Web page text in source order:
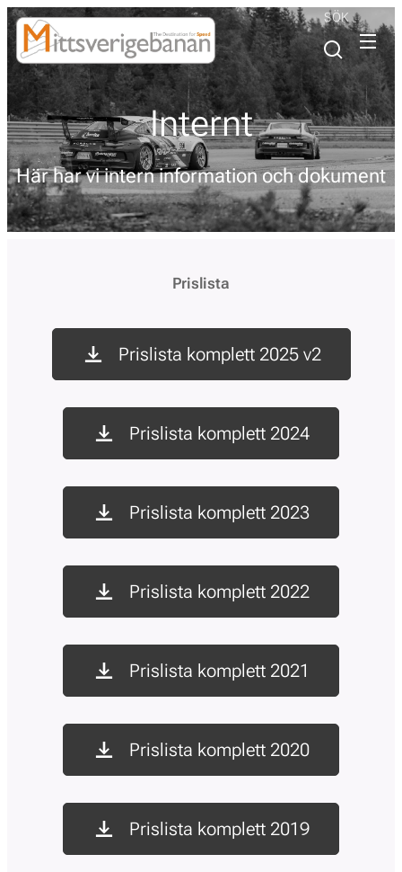
SÖK
Internt
Här har vi intern information och dokument
Prislista
Prislista komplett 2025 v2
Prislista komplett 2024
Prislista komplett 2023
Prislista komplett 2022
Prislista komplett 2021
Prislista komplett 2020
Prislista komplett 2019